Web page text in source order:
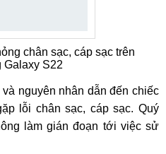
chân sạc, cáp sạc trên
Galaxy S22
nguyên nhân dẫn đến chiếc
lỗi chân sạc, cáp sạc. Quý
làm gián đoạn tới việc sử